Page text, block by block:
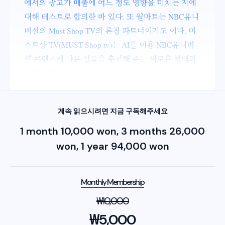
에서의 광고가 매출에 어느 정도 영향을 미치는 지에
대해 테스트로 합의한 바 있다. 또 월마트는 NBC유니
버설의 Must Shop TV의 론칭 파트너이기도 이다. 머
스트샵 TV(MUST Shop tv)는 AI를 이용 NBC유니버
셜 콘텐츠에 나온 상품을 추천해 주는 새로운 형태의
계속 읽으시려면 지금 구독해주세요
1 month 10,000 won, 3 months 26,000
won, 1 year 94,000 won
Monthly Membership
₩10,000
₩5,000